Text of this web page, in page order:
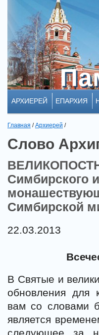
АРХИЕРЕЙ ЕПАРХИЯ
Главная /Архиерей /
Слово
Симбирского
Симбирской
22.03.2013
В Святые и
обновления для
вам со словами
является
следующее за